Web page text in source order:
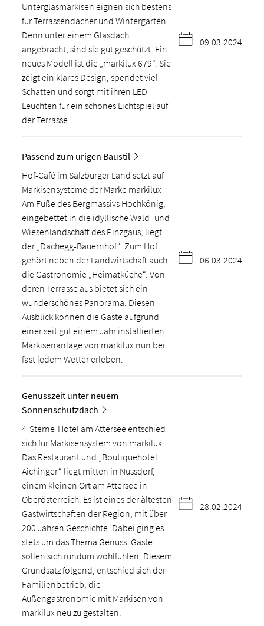
Unterglasmarkisen eignen sich bestens
für Terrassendächer und Wintergärten.
Denn unter einem Glasdach
angebracht, sind sie gut geschützt. Ein
neues Modell ist die „markilux 679“. Sie
zeigt ein klares Design, spendet viel
Schatten und sorgt mit ihren LED-
Leuchten für ein schönes Lichtspiel auf
der Terrasse.
09.03.2024
Passend zum urigen Baustil
Hof-Café im Salzburger Land setzt auf
Markisensysteme der Marke markilux
Am Fuße des Bergmassivs Hochkönig,
eingebettet in die idyllische Wald- und
Wiesenlandschaft des Pinzgaus, liegt
der „Dachegg-Bauernhof“. Zum Hof
gehört neben der Landwirtschaft auch
die Gastronomie „Heimatküche“. Von
deren Terrasse aus bietet sich ein
wunderschönes Panorama. Diesen
Ausblick können die Gäste aufgrund
einer seit gut einem Jahr installierten
Markisenanlage von markilux nun bei
fast jedem Wetter erleben.
06.03.2024
Genusszeit unter neuem
Sonnenschutzdach
4-Sterne-Hotel am Attersee entschied
sich für Markisensystem von markilux
Das Restaurant und „Boutiquehotel
Aichinger“ liegt mitten in Nussdorf,
einem kleinen Ort am Attersee in
Oberösterreich. Es ist eines der ältesten
Gastwirtschaften der Region, mit über
200 Jahren Geschichte. Dabei ging es
stets um das Thema Genuss. Gäste
sollen sich rundum wohlfühlen. Diesem
Grundsatz folgend, entschied sich der
Familienbetrieb, die
Außengastronomie mit Markisen von
markilux neu zu gestalten.
28.02.2024